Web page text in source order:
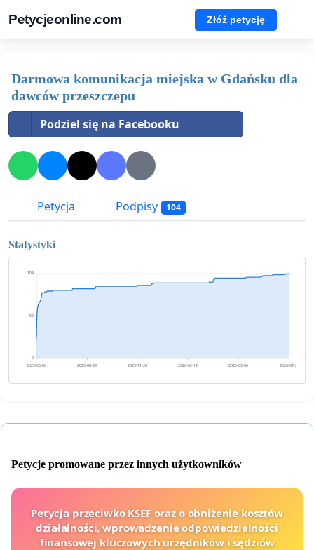
Petycjeonline.com Złóż petycję
Darmowa komunikacja miejska w Gdańsku dla
dawców przeszczepu
Podziel się na Facebooku
Petycja Podpisy 104
Statystyki
0
52
104
2025-06-06 2025-08-29 2025-11-20 2026-02-12 2026-05-06 2026-07-29
Petycje promowane przez innych użytkowników
Petycja przeciwko KSEF oraz o obniżenie kosztów
działalności, wprowadzenie odpowiedzialności
finansowej kluczowych urzędników i sędziów